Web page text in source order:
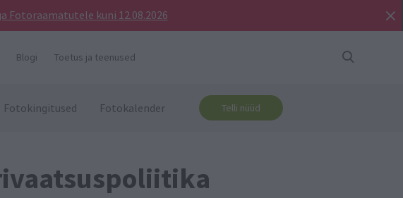
Fotoraamatutele kuni 12.08.2026
Blogi Toetus ja teenused
Fotokingitused Fotokalender Telli nüüd